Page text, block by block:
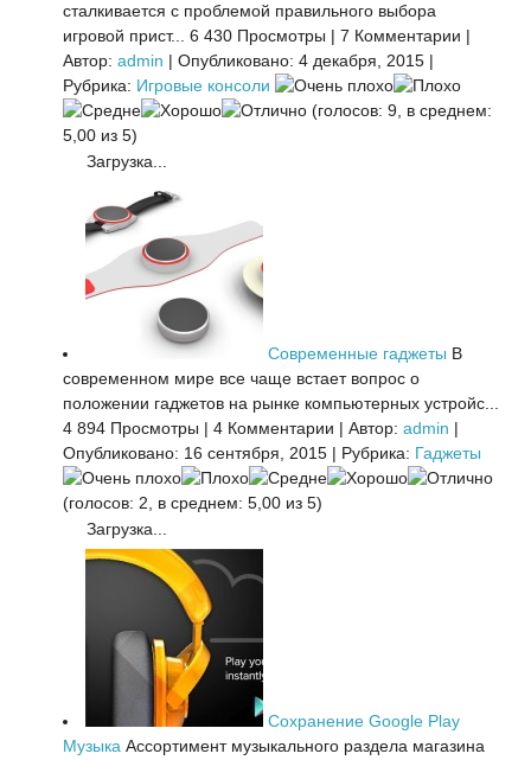
сталкивается с проблемой правильного выбора
игровой прист...
6 430 Просмотры | 7 Комментарии |
Автор: admin | Опубликовано: 4 декабря, 2015 |
Рубрика: Игровые консоли
(голосов: 9, в среднем:
5,00 из 5)
Загрузка...
Современные гаджеты В
современном мире все чаще встает вопрос о
положении гаджетов на рынке компьютерных устройс...
4 894 Просмотры | 4 Комментарии | Автор: admin |
Опубликовано: 16 сентября, 2015 | Рубрика: Гаджеты
(голосов: 2, в среднем: 5,00 из 5)
Загрузка...
Сохранение Google Play
Музыка Ассортимент музыкального раздела магазина